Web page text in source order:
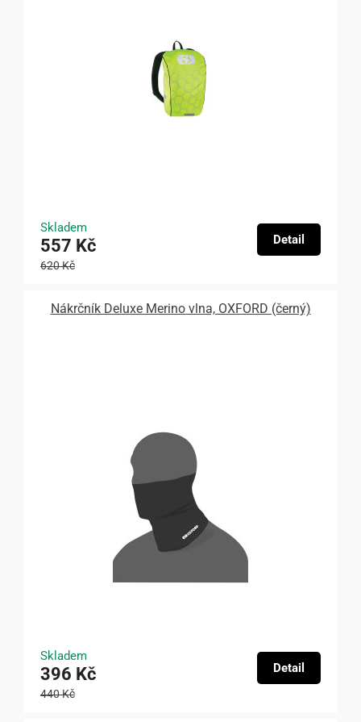
Skladem
557 Kč
620 Kč
Detail
Nákrčník Deluxe Merino vlna, OXFORD (černý)
Skladem
396 Kč
440 Kč
Detail